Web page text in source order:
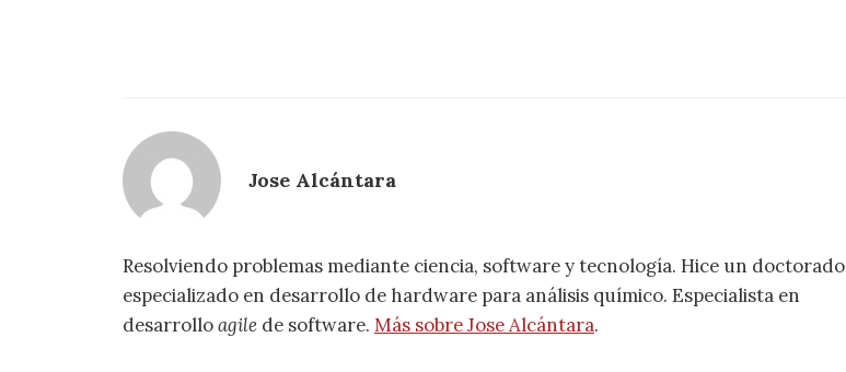
Jose Alcántara
Resolviendo problemas mediante ciencia, software y tecnología. Hice un doctorado
especializado en desarrollo de hardware para análisis químico. Especialista en
desarrolloagile de software. Más sobre Jose Alcántara.